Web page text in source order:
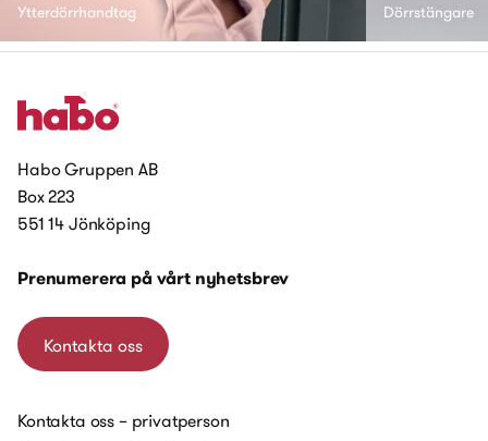
Ytterdörrhandtag Dörrstängare
Habo Gruppen AB
Box 223
551 14 Jönköping
Prenumerera på vårt nyhetsbrev
Kontakta oss
Kontakta oss – privatperson